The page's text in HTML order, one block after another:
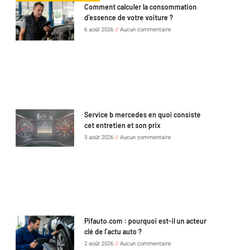
Comment calculer la consommation
d’essence de votre voiture ?
6 août 2026 Aucun commentaire
Service b mercedes en quoi consiste
cet entretien et son prix
3 août 2026 Aucun commentaire
Pifauto.com : pourquoi est-il un acteur
clé de l’actu auto ?
2 août 2026 Aucun commentaire